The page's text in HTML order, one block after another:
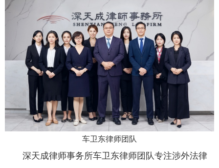
车卫东律师团队
深天成律师事务所车卫东律师团队专注涉外法律